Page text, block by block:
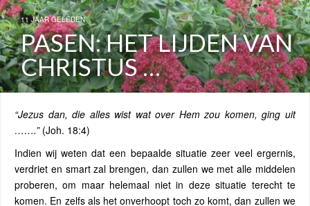
11 JAAR GELEDEN
PASEN: HET LIJDEN VAN
CHRISTUS …
“Jezus dan, die alles wist wat over Hem zou komen, ging uit
…….”(Joh. 18:4)
Indien wij weten dat een bepaalde situatie zeer veel ergernis,
verdriet en smart zal brengen, dan zullen we met alle middelen
proberen, om maar helemaal niet in deze situatie terecht te
komen. En zelfs als het onverhoopt toch zo komt, dan zullen we